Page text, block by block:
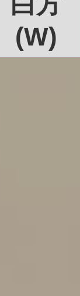
(W)